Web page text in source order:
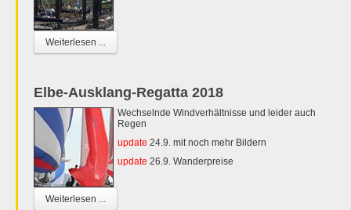
Weiterlesen ...
Elbe-Ausklang-Regatta 2018
Wechselnde Windverhältnisse und leider auch
Regen
update 24.9. mit noch mehr Bildern
update 26.9. Wanderpreise
Weiterlesen ...